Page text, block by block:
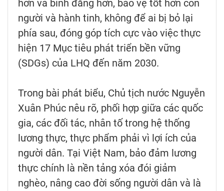
hơn và bình đẳng hơn, bảo vệ tốt hơn con
người và hành tinh, không để ai bị bỏ lại
phía sau, đóng góp tích cực vào việc thực
hiện 17 Mục tiêu phát triển bền vững
(SDGs) của LHQ đến năm 2030.
Trong bài phát biểu, Chủ tịch nước Nguyễn
Xuân Phúc nêu rõ, phối hợp giữa các quốc
gia, các đối tác, nhân tố trong hệ thống
lương thực, thực phẩm phải vì lợi ích của
người dân. Tại Việt Nam, bảo đảm lương
thực chính là nền tảng xóa đói giảm
nghèo, nâng cao đời sống người dân và là